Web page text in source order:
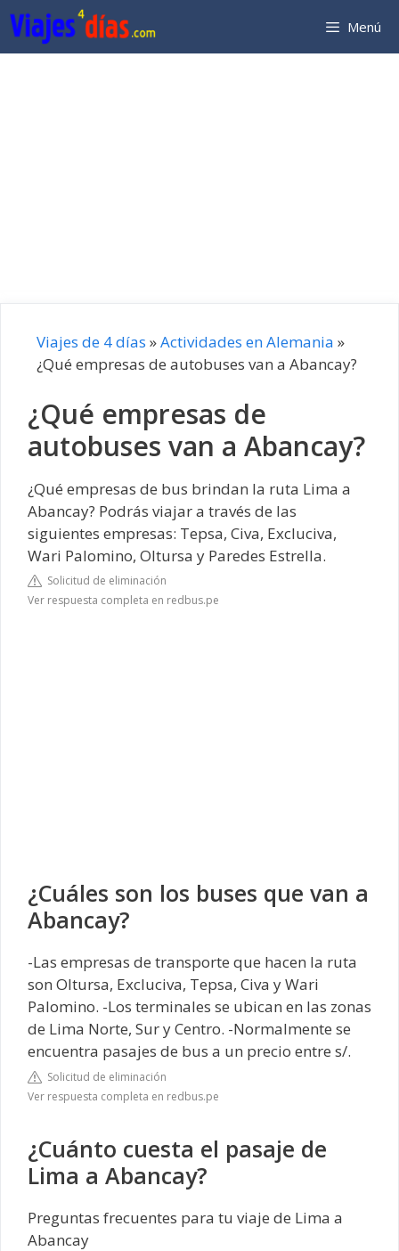
Saltar
al
contenido
Menú
Viajes de 4 días »Actividades en Alemania »
¿Qué empresas de autobuses van a Abancay?
¿Qué empresas de
autobuses van a Abancay?
¿Qué empresas de bus brindan la ruta Lima a
Abancay? Podrás viajar a través de las
siguientes empresas: Tepsa, Civa, Excluciva,
Wari Palomino, Oltursa y Paredes Estrella.
Solicitud de eliminación
Ver respuesta completa en redbus.pe
¿Cuáles son los buses que van a
Abancay?
-Las empresas de transporte que hacen la ruta
son Oltursa, Excluciva, Tepsa, Civa y Wari
Palomino. -Los terminales se ubican en las zonas
de Lima Norte, Sur y Centro. -Normalmente se
encuentra pasajes de bus a un precio entre s/.
Solicitud de eliminación
Ver respuesta completa en redbus.pe
¿Cuánto cuesta el pasaje de
Lima a Abancay?
Preguntas frecuentes para tu viaje de Lima a
Abancay